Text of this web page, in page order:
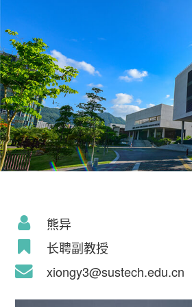
熊异
长聘副教授
xiongy3@sustech.edu.cn